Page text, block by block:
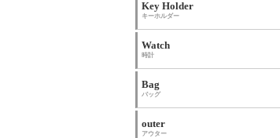
Key Holder
キーホルダー
Watch
時計
Bag
バッグ
outer
アウター